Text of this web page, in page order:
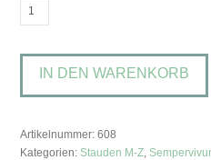
Sempervivum
Tess'Hauswurz
MengeIN DEN WARENKORB
Artikelnummer:608
Kategorien: Stauden M-Z